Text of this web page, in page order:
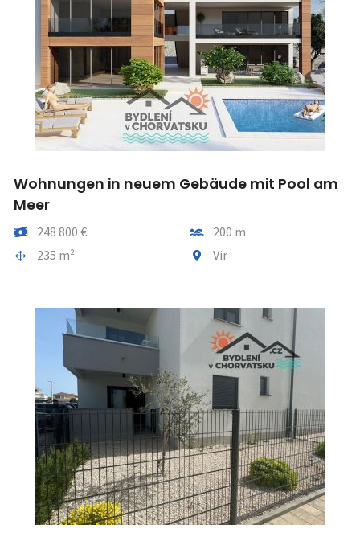
Wohnungen in neuem Gebäude mit Pool am
Meer
Preis248 800 € Entfernung vom meer
200 m
Gesamtfläche
235 m² Gemeindeteil
Vir